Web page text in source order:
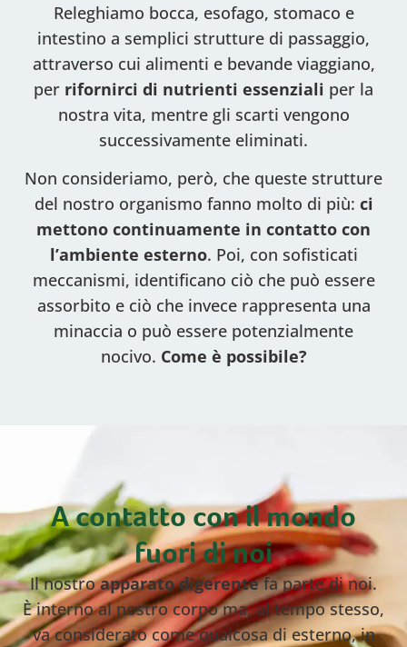
Releghiamo bocca, esofago, stomaco e
intestino a semplici strutture di passaggio,
attraverso cui alimenti e bevande viaggiano,
per rifornirci di nutrienti essenziali per la
nostra vita, mentre gli scarti vengono
successivamente eliminati.
Non consideriamo, però, che queste strutture
del nostro organismo fanno molto di più: ci
mettono continuamente in contatto con
l’ambiente esterno. Poi, con sofisticati
meccanismi, identificano ciò che può essere
assorbito e ciò che invece rappresenta una
minaccia o può essere potenzialmente
nocivo. Come è possibile?
A contatto con il mondo
fuori di noi
Il nostroapparato digerentefa parte di noi.
È interno al nostro corpo ma, al tempo stesso,
va considerato come qualcosa di esterno, in